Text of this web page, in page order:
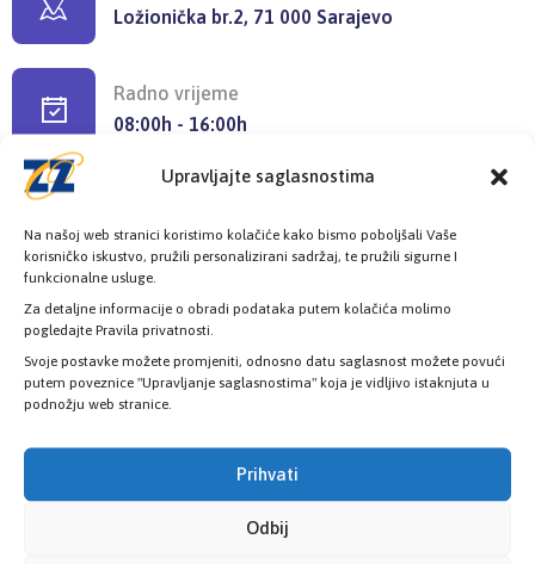
Upravljajte saglasnostima
Na našoj web stranici koristimo kolačiće kako bismo poboljšali Vaše
korisničko iskustvo, pružili personalizirani sadržaj, te pružili sigurne I
funkcionalne usluge.
Za detaljne informacije o obradi podataka putem kolačića molimo
pogledajte Pravila privatnosti.
Svoje postavke možete promjeniti, odnosno datu saglasnost možete povući
putem poveznice "Upravljanje saglasnostima" koja je vidljivo istaknjuta u
podnožju web stranice.
Prihvati
Odbij
Ložionička br.2, 71 000 Sarajevo
Radno vrijeme
08:00h - 16:00h
Provjerite status vaše elektronske
zdravstvene kartice
PROVJERITE STATUS